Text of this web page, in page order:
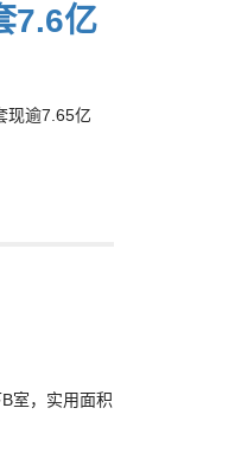
7.6亿
现逾7.65亿
室，实用面积